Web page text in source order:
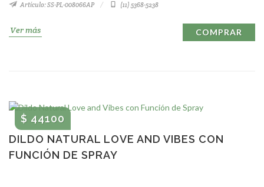
Artículo: SS-PL-008066AP (11) 5368-5238
Ver más COMPRAR
DILDO NATURAL LOVE AND VIBES CON
FUNCIÓN DE SPRAY
$ 44100